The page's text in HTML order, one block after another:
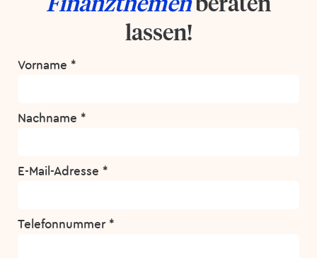
lassen!
Vorname *
Nachname *
E-Mail-Adresse *
Telefonnummer *